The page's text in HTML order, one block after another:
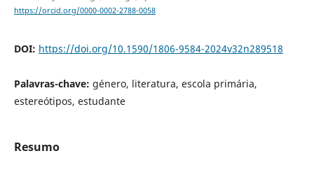
https://orcid.org/0000-0002-2788-0058
DOI: https://doi.org/10.1590/1806-9584-2024v32n289518
Palavras-chave: género, literatura, escola primária,
estereótipos, estudante
Resumo